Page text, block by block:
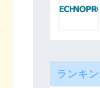
ランキ